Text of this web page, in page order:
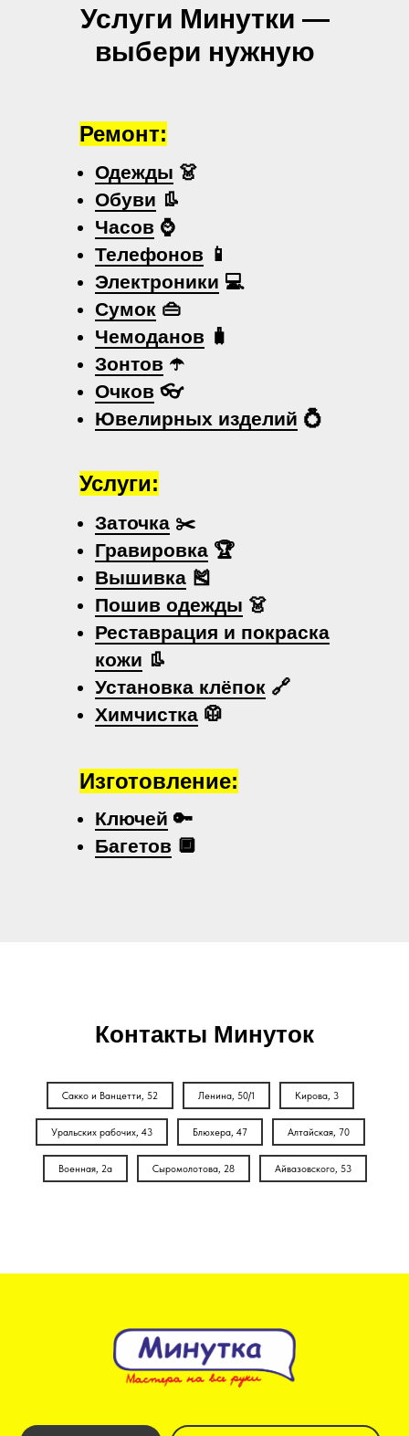
Услуги Минутки —
выбери нужную
Одежды 👗
Обуви 👢
Часов ⌚
Телефонов 📱
Электроники 💻
Сумок 👜
Чемоданов 🧳
Зонтов ☂️
Очков 👓
Ювелирных изделий 💍
Заточка ✂️
Гравировка 🏆
Вышивка 🎽
Пошив одежды 👗
Реставрация и покраска
кожи 👢
Установка клёпок 🔗
Химчистка 🥼
Ключей 🔑
Багетов 🔲
Ремонт:
Услуги:
Изготовление:
Контакты Минуток
Сакко и Ванцетти, 52 Ленина, 50/1 Кирова, 3
Уральских рабочих, 43 Блюхера, 47 Алтайская, 70
Военная, 2а Сыромолотова, 28 Айвазовского, 53